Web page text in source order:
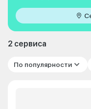
2 сервиса
По популярности